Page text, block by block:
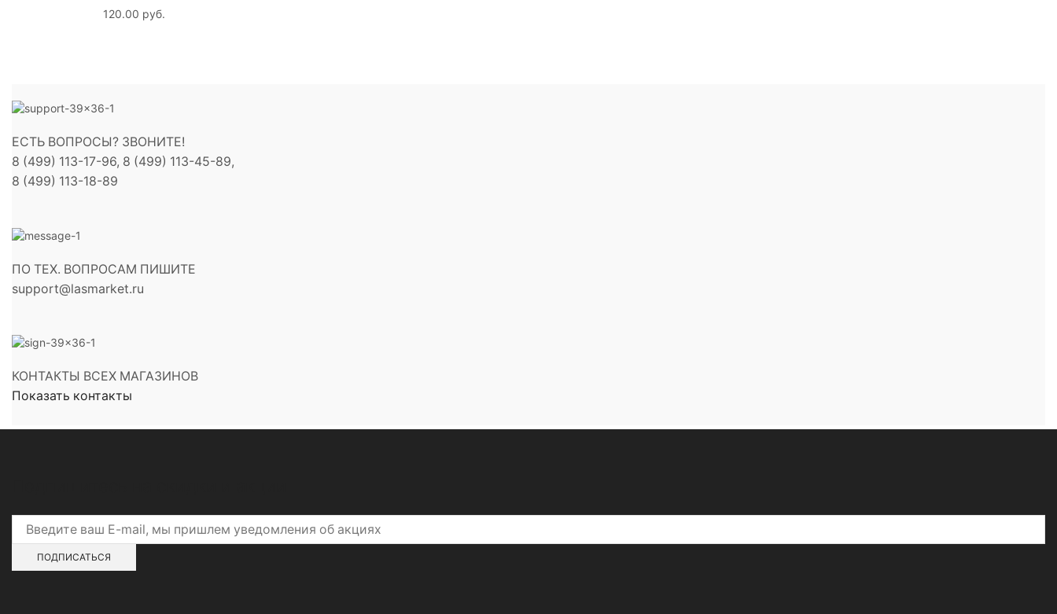
120.00 руб.
ЕСТЬ ВОПРОСЫ? ЗВОНИТЕ!
8 (499) 113-17-96, 8 (499) 113-45-89,
8 (499) 113-18-89
ПО ТЕХ. ВОПРОСАМ ПИШИТЕ
support@lasmarket.ru
КОНТАКТЫ ВСЕХ МАГАЗИНОВ
Показать контакты